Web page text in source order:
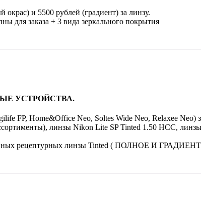
и 5500 рублей (градиент) за линзу.
для заказа + 3 вида зеркального покрытия
УСТРОЙСТВА.
FP, Home&Office Neo, Soltes Wide Neo, Relaxee
линзы Nikon Lite SP Tinted 1.50 HСС,
рецептурных линзы Tinted ( ПОЛНОЕ И